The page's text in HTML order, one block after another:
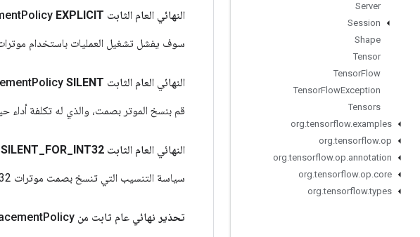
Server
Session
Shape
Tensor
TensorFlow
TensorFlowException
Tensors
org.tensorflow.examples
org.tensorflow.op
org.tensorflow.op.annotation
org.tensorflow.op.core
org.tensorflow.types
النهائي العام الثابت Eager Policy EXPLICIT
سوف يفشل تشغيل العمليات باستخدام موترات
النهائي العام الثابت Eager Policy SILENT
قم بنسخ الموتر بصمت، والذي له تكلفة
النهائي العام الثابت Eager SILENT FOR INT32
سياسة التنسيب التي تنسخ بصمت موترات int32 وليس أنواع dtypes الأخرى.
تحذير نهائي عام ثابت من Eager Policy